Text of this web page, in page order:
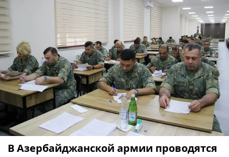
В Азербайджанской армии проводятся